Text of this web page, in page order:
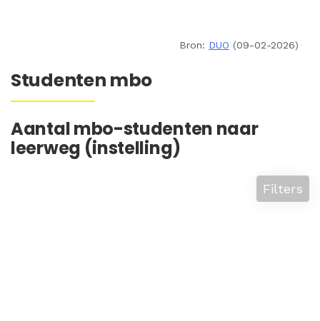
Bron: DUO (09-02-2026)
Studenten mbo
Aantal mbo-studenten naar
leerweg (instelling)
Filters